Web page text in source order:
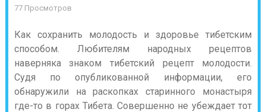
77 Просмотров
Как сохранить молодость и здоровье тибетским
способом. Любителям народных рецептов
наверняка знаком тибетский рецепт молодости.
Судя по опубликованной информации, его
обнаружили на раскопках старинного монастыря
где-то в горах Тибета. Совершенно не убеждает тот